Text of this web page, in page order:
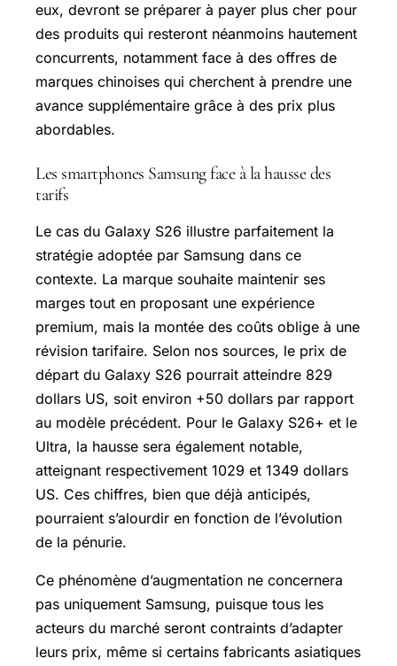
eux, devront se préparer à payer plus cher pour
des produits qui resteront néanmoins hautement
concurrents, notamment face à des offres de
marques chinoises qui cherchent à prendre une
avance supplémentaire grâce à des prix plus
abordables.
Les smartphones Samsung face à la hausse des
tarifs
Le cas du Galaxy S26 illustre parfaitement la
stratégie adoptée par Samsung dans ce
contexte. La marque souhaite maintenir ses
marges tout en proposant une expérience
premium, mais la montée des coûts oblige à une
révision tarifaire. Selon nos sources, le prix de
départ du Galaxy S26 pourrait atteindre 829
dollars US, soit environ +50 dollars par rapport
au modèle précédent. Pour le Galaxy S26+ et le
Ultra, la hausse sera également notable,
atteignant respectivement 1029 et 1349 dollars
US. Ces chiffres, bien que déjà anticipés,
pourraient s’alourdir en fonction de l’évolution
de la pénurie.
Ce phénomène d’augmentation ne concernera
pas uniquement Samsung, puisque tous les
acteurs du marché seront contraints d’adapter
leurs prix, même si certains fabricants asiatiques